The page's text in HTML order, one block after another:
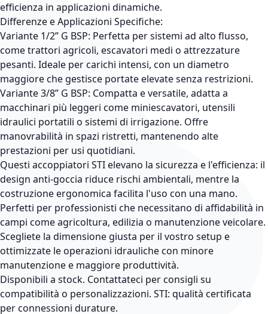
efficienza in applicazioni dinamiche.
Differenze e Applicazioni Specifiche:
Variante 1/2” G BSP: Perfetta per sistemi ad alto flusso,
come trattori agricoli, escavatori medi o attrezzature
pesanti. Ideale per carichi intensi, con un diametro
maggiore che gestisce portate elevate senza restrizioni.
Variante 3/8” G BSP: Compatta e versatile, adatta a
macchinari più leggeri come miniescavatori, utensili
idraulici portatili o sistemi di irrigazione. Offre
manovrabilità in spazi ristretti, mantenendo alte
prestazioni per usi quotidiani.
Questi accoppiatori STI elevano la sicurezza e l'efficienza: il
design anti-goccia riduce rischi ambientali, mentre la
costruzione ergonomica facilita l'uso con una mano.
Perfetti per professionisti che necessitano di affidabilità in
campi come agricoltura, edilizia o manutenzione veicolare.
Scegliete la dimensione giusta per il vostro setup e
ottimizzate le operazioni idrauliche con minore
manutenzione e maggiore produttività.
Disponibili a stock. Contattateci per consigli su
compatibilità o personalizzazioni. STI: qualità certificata
per connessioni durature.